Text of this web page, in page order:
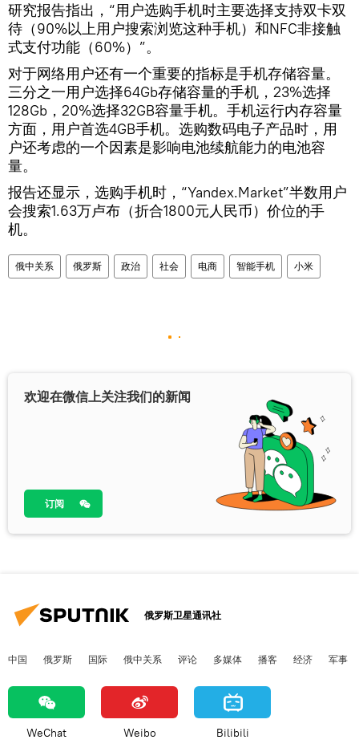
研究报告指出，“用户选购手机时主要选择支持双卡双
待（90%以上用户搜索浏览这种手机）和NFC非接触
式支付功能（60%）”。
对于网络用户还有一个重要的指标是手机存储容量。
三分之一用户选择64Gb存储容量的手机，23%选择
128Gb，20%选择32GB容量手机。手机运行内存容量
方面，用户首选4GB手机。选购数码电子产品时，用
户还考虑的一个因素是影响电池续航能力的电池容
量。
报告还显示，选购手机时，“Yandex.Market”半数用户
会搜索1.63万卢布（折合1800元人民币）价位的手
机。
俄中关系 俄罗斯 政治 社会 电商 智能手机 小米
欢迎在微信上关注我们的新闻
订阅
俄罗斯卫星通讯社
中国 俄罗斯 国际 俄中关系 评论 多媒体 播客 经济 军事
WeChat Weibo Bilibili